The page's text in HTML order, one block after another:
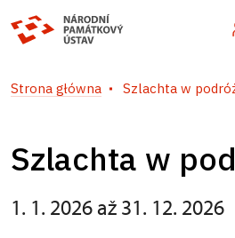
Strona główna Szlachta w
Szlachta w
1. 1. 2026 až 31. 12. 2026